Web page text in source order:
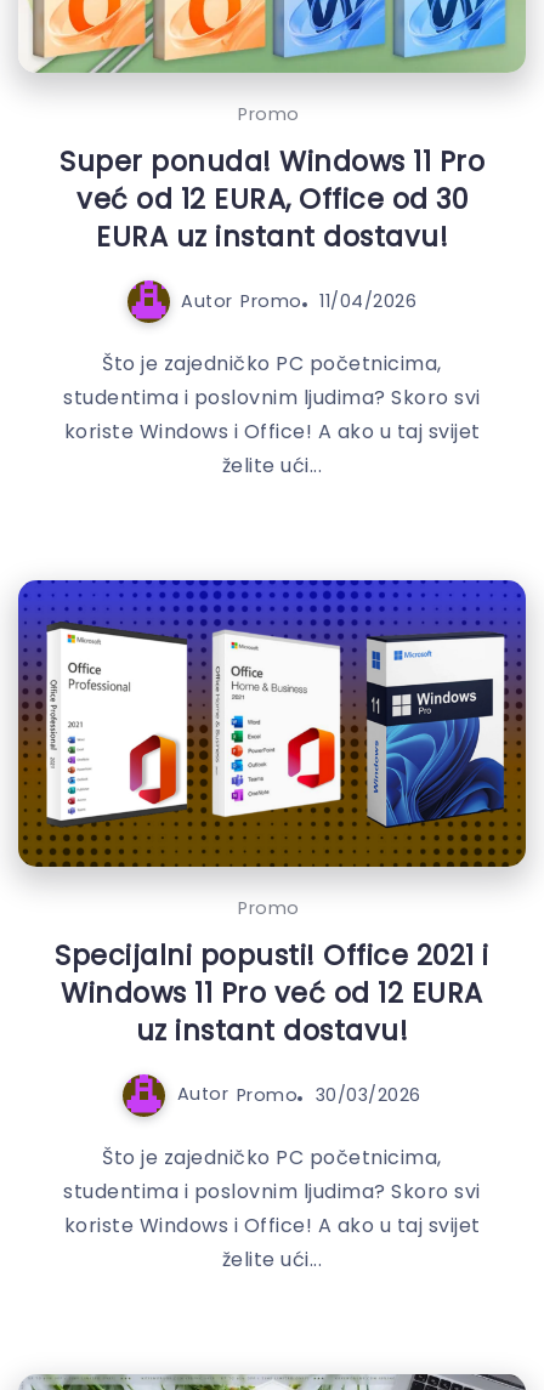
Promo
Super ponuda! Windows 11 Pro
već od 12 EURA, Office od 30
EURA uz instant dostavu!
Autor Promo 11/04/2026
Što je zajedničko PC početnicima,
studentima i poslovnim ljudima? Skoro svi
koriste Windows i Office! A ako u taj svijet
želite ući...
Promo
Specijalni popusti! Office 2021 i
Windows 11 Pro već od 12 EURA
uz instant dostavu!
Autor Promo 30/03/2026
Što je zajedničko PC početnicima,
studentima i poslovnim ljudima? Skoro svi
koriste Windows i Office! A ako u taj svijet
želite ući...